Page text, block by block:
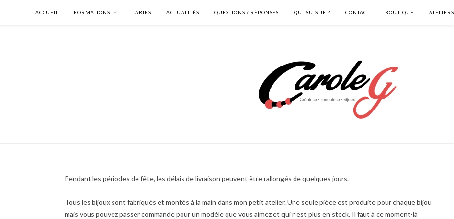
ACCUEIL FORMATIONS TARIFS ACTUALITÉS QUESTIONS / RÉPONSES QUI SUIS-JE ? CONTACT BOUTIQUE ATELIERS
Pendant les périodes de fête, les délais de livraison peuvent être rallongés de quelques jours.
Tous les bijoux sont fabriqués et montés à la main dans mon petit atelier. Une seule pièce est produite pour chaque bijou
mais vous pouvez passer commande pour un modèle que vous aimez et qui n’est plus en stock. Il faut à ce moment-là